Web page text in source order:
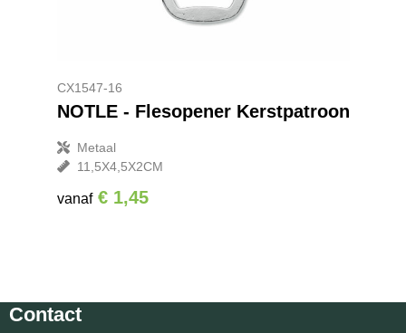
CX1547-16
NOTLE - Flesopener Kerstpatroon
Metaal
11,5X4,5X2CM
vanaf € 1,45
Contact